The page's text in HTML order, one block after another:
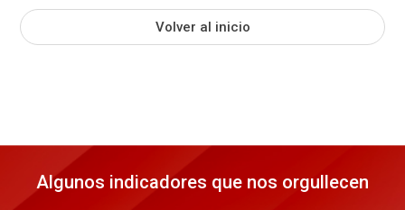
Volver al inicio
Algunos indicadores que nos orgullecen